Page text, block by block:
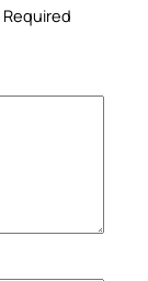
Required